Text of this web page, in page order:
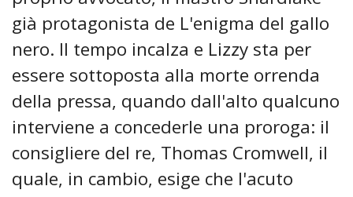
già protagonista de L'enigma del gallo
nero. Il tempo incalza e Lizzy sta per
essere sottoposta alla morte orrenda
della pressa, quando dall'alto qualcuno
interviene a concederle una proroga: il
consigliere del re, Thomas Cromwell, il
quale, in cambio, esige che l'acuto